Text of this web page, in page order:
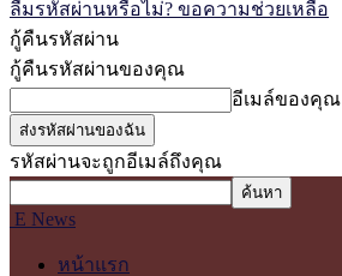
ลืมรหัสผ่านหรือไม่? ขอความช่วยเหลือ
กู้คืนรหัสผ่าน
กู้คืนรหัสผ่านของคุณ
อีเมล์ของคุณ
รหัสผ่านจะถูกอีเมล์ถึงคุณ
E News
หน้าแรก